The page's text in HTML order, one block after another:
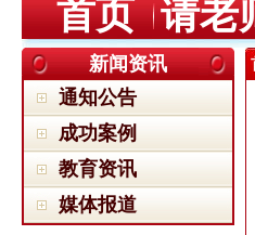
首页 请老
新闻资讯
通知公告
成功案例
教育资讯
媒体报道